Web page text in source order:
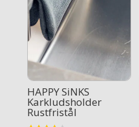
HAPPY SiNKS
Karkludsholder
Rustfristål